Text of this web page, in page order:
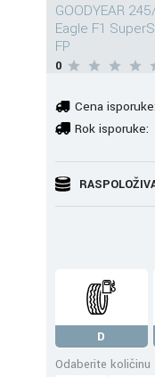
GOODYEAR
Eagle F1
FP
0
Cena isporuke:
Rok isporuke:
D
Odaberite količinu